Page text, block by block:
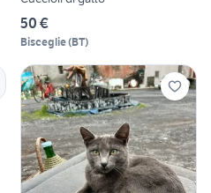
50 €
Bisceglie(BT)